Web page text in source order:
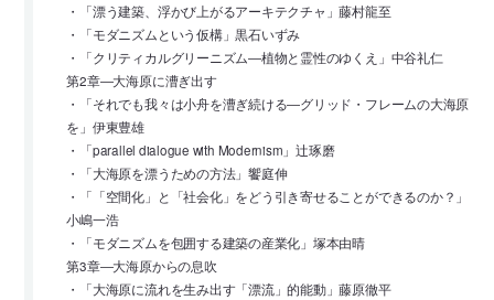
・「漂う建築、浮かび上がるアーキテクチャ」藤村龍至
・「モダニズムという仮構」黒石いずみ
・「クリティカルグリーニズム―植物と霊性のゆくえ」中谷礼仁
第2章―大海原に漕ぎ出す
・「それでも我々は小舟を漕ぎ続ける―グリッド・フレームの大海原
を」伊東豊雄
・「parallel dialogue with Modernism」辻琢磨
・「大海原を漂うための方法」饗庭伸
・「「空間化」と「社会化」をどう引き寄せることができるのか？」
小嶋一浩
・「モダニズムを包囲する建築の産業化」塚本由晴
第3章―大海原からの息吹
・「大海原に流れを生み出す「漂流」的能動」藤原徹平